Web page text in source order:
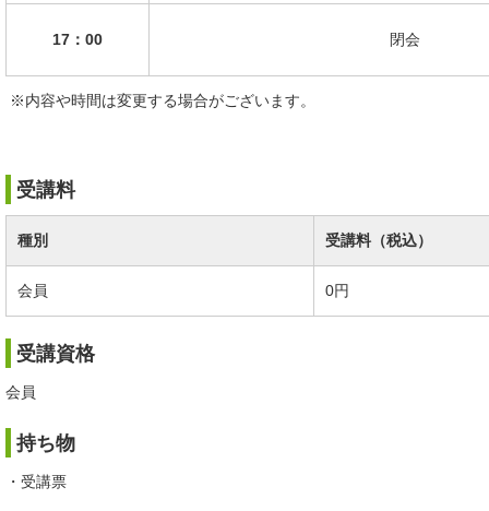
17：00 閉会
※内容や時間は変更する場合がございます。
受講料
種別 受講料（税込）
会員 0円
受講資格
会員
持ち物
・受講票